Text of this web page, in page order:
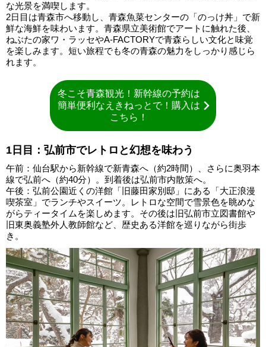
な光景を満喫します。
2日目は青森市へ移動し、青森魚菜センターの「のっけ丼」で新
鮮な海鮮を味わいます。青森県立美術館でアートに触れた後、
ねぶたの家ワ・ラッセやA-FACTORYで青森らしい文化と味覚
を楽しみます。短い旅程でも冬の青森の魅力をしっかり感じら
れます。
冬こそ青森観光！新幹線の予約は
簡単便利なえきねっとで！購入は
こちら！
1日目：弘前市でレトロと幻想を味わう
午前：仙台駅から新幹線で新青森へ（約2時間）、さらに奥羽本
線で弘前へ（約40分）。到着後は弘前市内散策へ。
午後：弘前公園近くの洋館「旧藤田家別邸」にある「大正浪漫
喫茶室」でランチやスイーツ。レトロな空間で雪景色を眺めな
がらティータイムを楽しめます。その後は旧弘前市立図書館や
旧東奥義塾外人教師館など、歴史ある洋館を巡りながら街歩
き。